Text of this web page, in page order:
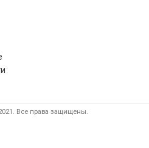
Все права защищены.